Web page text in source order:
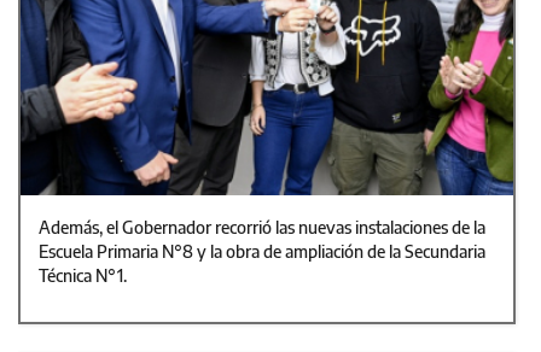
Además, el Gobernador recorrió las nuevas instalaciones de la
Escuela Primaria N°8 y la obra de ampliación de la Secundaria
Técnica N°1.